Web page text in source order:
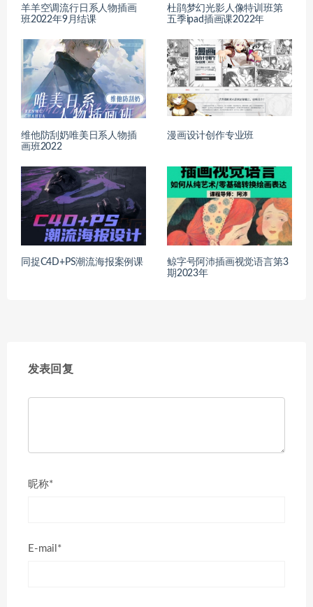
羊羊空调流行日系人物插画
班2022年9月结课
杜鹃梦幻光影人像特训班第
五季ipad插画课2022年
维他防刮奶唯美日系人物插
画班2022
漫画设计创作专业班
同捉C4D+PS潮流海报案例课
鲸字号阿沛插画视觉语言第3
期2023年
发表回复
昵称*
E-mail*